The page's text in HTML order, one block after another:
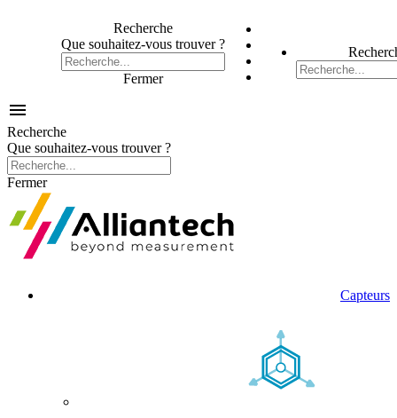
Recherche
Que souhaitez-vous trouver ?
Fermer

Recherche
Que souhaitez-vous trouver ?
Fermer
Capteurs